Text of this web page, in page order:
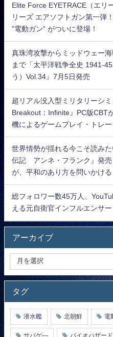
Elite Force EYETRACE（エリ
リーズ エアソフトガン第一弾
”電動ガン” がついに登場！
真珠湾攻撃からミッドウェー
まで「太平洋戦争全史 1941-
う）Vol.34』7月5日発売
超リアル没入型ミリタリーシ
Breakout：Infinite』PC版CBT
機によるゲームプレイ・トレー
世界情勢が揺れる今こそ読み
伝記 アンネ・フランク』発売
が、平和のあり方を問いかける
総フォロワー数45万人、
える元自衛官インフルエンサ
アーカイブ
タグ
潜水艦 北朝鮮 電
サバゲ― バイオハザード